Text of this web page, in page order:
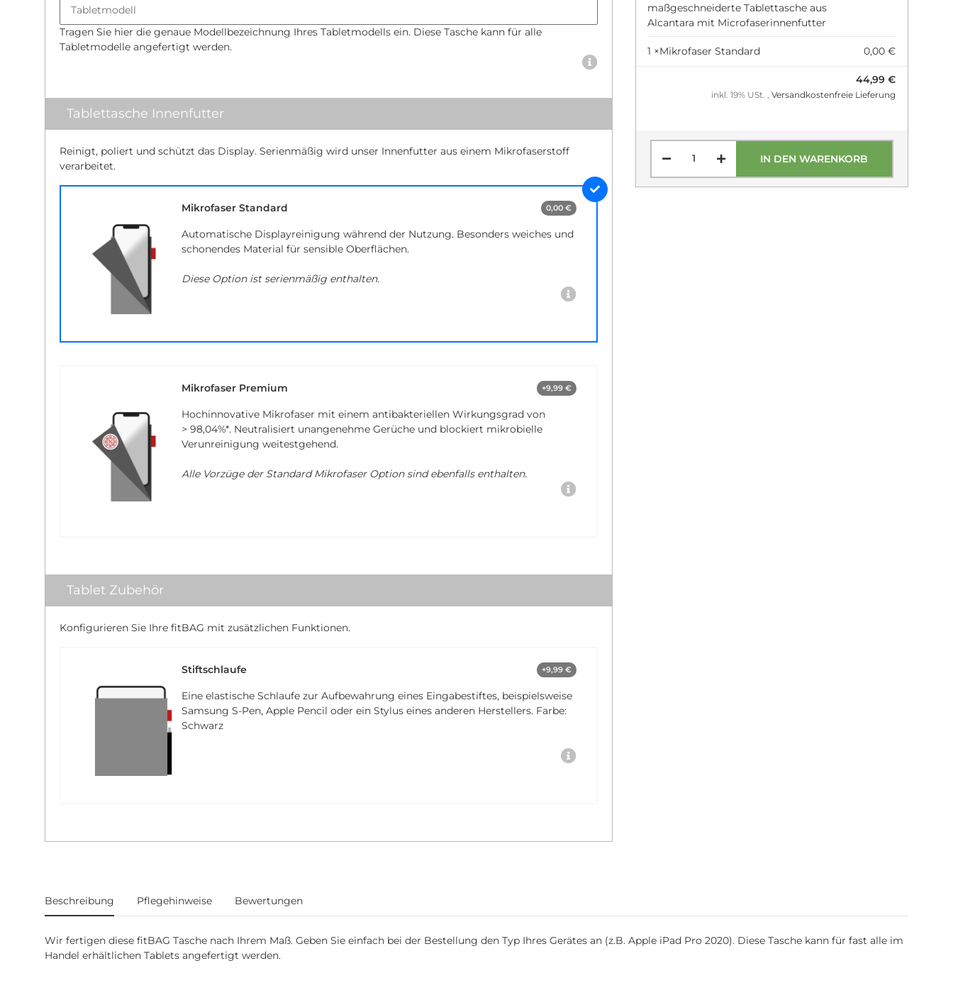
Tragen Sie hier die genaue Modellbezeichnung Ihres Tabletmodells ein. Diese Tasche kann für alle
Tabletmodelle angefertigt werden.
Tablettasche Innenfutter
Reinigt, poliert und schützt das Display. Serienmäßig wird unser Innenfutter aus einem Mikrofaserstoff
verarbeitet.
Mikrofaser Standard 0,00 €
Automatische Displayreinigung während der Nutzung. Besonders weiches und
schonendes Material für sensible Oberflächen.
Diese Option ist serienmäßig enthalten.
Mikrofaser Premium +9,99 €
Hochinnovative Mikrofaser mit einem antibakteriellen Wirkungsgrad von
> 98,04%*. Neutralisiert unangenehme Gerüche und blockiert mikrobielle
Verunreinigung weitestgehend.
Alle Vorzüge der Standard Mikrofaser Option sind ebenfalls enthalten.
Tablet Zubehör
Konfigurieren Sie Ihre fitBAG mit zusätzlichen Funktionen.
Stiftschlaufe +9,99 €
Eine elastische Schlaufe zur Aufbewahrung eines Eingabestiftes, beispielsweise
Samsung S-Pen, Apple Pencil oder ein Stylus eines anderen Herstellers. Farbe:
Schwarz
maßgeschneiderte Tablettasche aus
Alcantara mit Microfaserinnenfutter
1 ×Mikrofaser Standard 0,00 €
44,99 €
inkl. 19% USt. ,Versandkostenfreie Lieferung
IN DEN WARENKORB
weitere Registerkarten anzeigen
Beschreibung Pflegehinweise Bewertungen
Wir fertigen diese fitBAG Tasche nach Ihrem Maß. Geben Sie einfach bei der Bestellung den Typ Ihres Gerätes an (z.B. Apple iPad Pro 2020). Diese Tasche kann für fast alle im
Handel erhältlichen Tablets angefertigt werden.